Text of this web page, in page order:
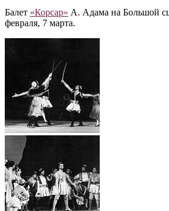
Балет «Корсар» А. Адама на Большой
февраля, 7 марта.